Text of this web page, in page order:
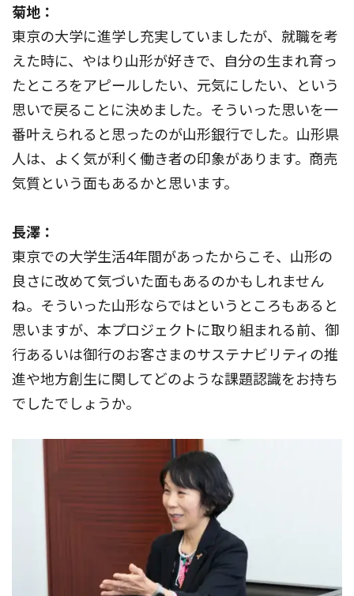
菊地：
東京の大学に進学し充実していましたが、就職を考
えた時に、やはり山形が好きで、自分の生まれ育っ
たところをアピールしたい、元気にしたい、という
思いで戻ることに決めました。そういった思いを一
番叶えられると思ったのが山形銀行でした。山形県
人は、よく気が利く働き者の印象があります。商売
気質という面もあるかと思います。
長澤：
東京での大学生活4年間があったからこそ、山形の
良さに改めて気づいた面もあるのかもしれません
ね。そういった山形ならではというところもあると
思いますが、本プロジェクトに取り組まれる前、御
行あるいは御行のお客さまのサステナビリティの推
進や地方創生に関してどのような課題認識をお持ち
でしたでしょうか。